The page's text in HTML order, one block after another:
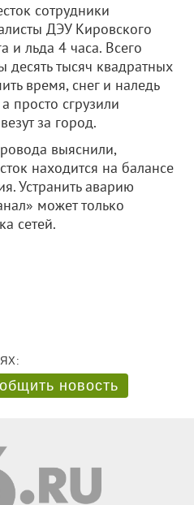
сотрудники
ДЭУ Кировского
и льда 4 часа. Всего
десять тысяч квадратных
время, снег и наледь
просто сгрузили
за город.
выяснили,
находится на балансе
Устранить аварию
может только
сетей.
новость